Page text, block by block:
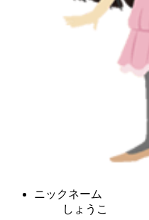
ニックネーム
しょうこ